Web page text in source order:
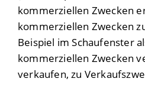
kommerziellen Zwecken
kommerziellen Zwecken
Beispiel im Schaufenster
kommerziellen Zwecken
verkaufen, zu